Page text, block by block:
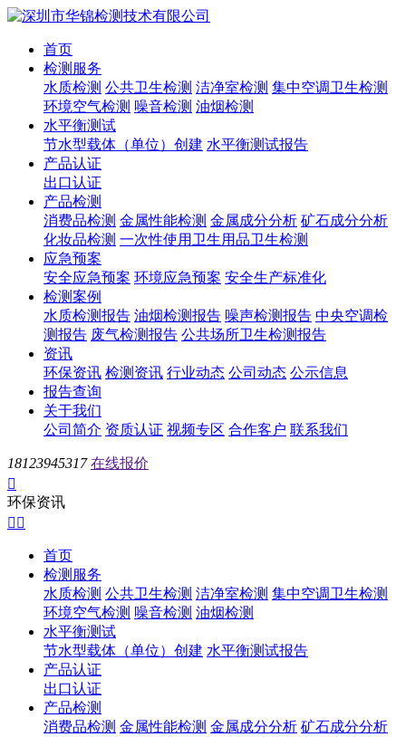
首页
检测服务
水质检测 公共卫生检测 洁净室检测 集中空调卫生检测
环境空气检测 噪音检测 油烟检测
水平衡测试
节水型载体（单位）创建 水平衡测试报告
产品认证
出口认证
产品检测
消费品检测 金属性能检测 金属成分分析 矿石成分分析
化妆品检测 一次性使用卫生用品卫生检测
应急预案
安全应急预案 环境应急预案 安全生产标准化
检测案例
水质检测报告 油烟检测报告 噪声检测报告 中央空调检
测报告 废气检测报告 公共场所卫生检测报告
资讯
环保资讯 检测资讯 行业动态 公司动态 公示信息
报告查询
关于我们
公司简介 资质认证 视频专区 合作客户 联系我们
18123945317 在线报价

环保资讯
 
首页
检测服务
水质检测 公共卫生检测 洁净室检测 集中空调卫生检测
环境空气检测 噪音检测 油烟检测
水平衡测试
节水型载体（单位）创建 水平衡测试报告
产品认证
出口认证
产品检测
消费品检测 金属性能检测 金属成分分析 矿石成分分析